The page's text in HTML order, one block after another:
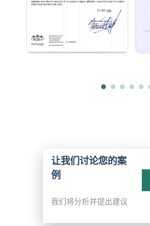
让我们讨论您的案
例
我们将分析并提出建议